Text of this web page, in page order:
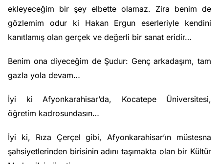
ekleyeceğim bir şey elbette olamaz. Zira benim de
gözlemim odur ki Hakan Ergun eserleriyle kendini
kanıtlamış olan gerçek ve değerli bir sanat eridir…
Benim ona diyeceğim de Şudur: Genç arkadaşım, tam
gazla yola devam…
İyi ki Afyonkarahisar’da, Kocatepe Üniversitesi,
öğretim kadrosundasın…
İyi ki, Rıza Çerçel gibi, Afyonkarahisar’ın müstesna
şahsiyetlerinden birisinin adını taşımakta olan bir Kültür